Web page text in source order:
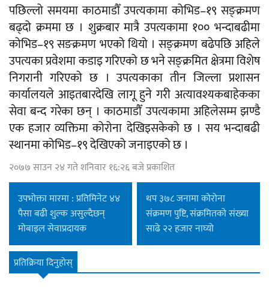
पछिल्लो समयमा काठमाडौँ उपत्यकामा कोभिड–१९ सङ्क्रमण
बढ्दो क्रममा छ । शुक्रबार मात्रै उपत्यकामा १०० भन्दाबढीमा
कोभिड–१९ सङक्रमण भएको थियो । सङ्क्रमण बढेपछि अहिले
उपत्यका प्रवेशमा कडाइ गरिएको छ भने सङ्क्रमित क्षेत्रमा विशेष
निगरानी गरिएको छ । उपत्यकाका तीन जिल्ला प्रशासन
कार्यालयले आइतबारदेखि लागू हुने गरी अत्यावश्यकबाहेकका
सेवा बन्द गरेका छन् । काठमाडौँ उपत्यकामा अहिलेसम्म झण्डै
एक हजार व्यक्तिमा कोरोना देखिइसकेको छ । सय भन्दाबढी
स्थानमा कोभिड–१९ देखिएको जनाइएको छ ।
२०७७ साउन २४ गते शनिवार १६:२६ बजे प्रकाशित
उपभोक्ता मारमा : प्रतिमिनेट ४४
पैसा बढी शुल्क असुल्दैछन्
मोबाइल सेवाप्रदायक
थप ३७८ जनामा कोरोना
संक्रमण पुष्टि, संक्रमितको संख्या
साढे २२ हजार नाघ्यो
प्रतिक्रिया दिनुहोस्